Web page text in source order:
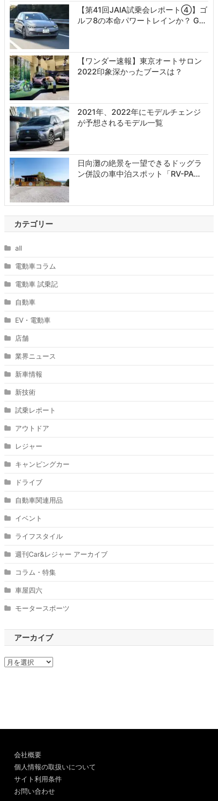
【第41回JAIA試乗会レポート④】ゴ
ルフ8の本命パワートレインか？ G…
【ワンダー速報】東京オートサロン
2022印象深かったブースは？
2021年、2022年にモデルチェンジ
が予想されるモデル一覧
日向灘の絶景を一望できるドッグラ
ン併設の車中泊スポット「RV-PA…
カテゴリー
all
電動車コラム
電動車 試乗記
自動車
EV・電動車
店舗
業界ニュース
新車情報
新技術
試乗レポート
アウトドア
レジャー
キャンピングカー
ドライブ
自動車関連用品
イベント
ライフスタイル
週刊Car&レジャー アーカイブ
コラム・特集
車屋四六
モータースポーツ
アーカイブ
ア
会社概要
個人情報の取扱いについて
サイト利用条件
お問い合わせ